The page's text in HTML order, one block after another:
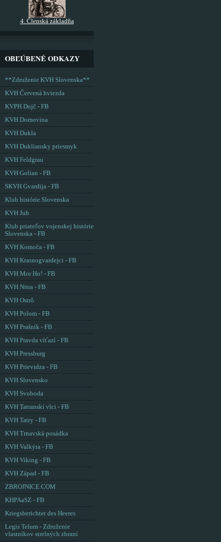
4. Členská základňa
OBĽÚBENÉ ODKAZY
**Združenie KVH Slovenska**
KVH Červená hviezda
KVPH Dojč - FB
KVH Domovina
KVH Dukla
KVH Dukliansky priesmyk
KVH Feldgrau
KVH Golian - FB
SKVH Gvardija - FB
Klub histórie Slovenska
KVH Juh
Klub priateľov vojenskej histórie
Slovenska - FB
KVH Komoča - FB
KVH Krasnogvardejci - FB
KVH Mor Ho! - FB
KVH Nitra - FB
KVH Ostrô
KVH Polom - FB
KVH Prašník - FB
KVH Pravda víťazí - FB
KVH Pressburg
KVH Prievidza - FB
KVH Slovensko
KVH Svoboda
KVH Tatranskí vlci - FB
KVH Tatry - FB
KVH Trnavská posádka
KVH Valkýra - FB
KVH Viking - FB
KVH Západ - FB
ZBROJNICE.COM
KHPAaSZ - FB
Kriegsberichter des Heeres
Legis Telum - Združenie
vlastníkov strelných zbraní